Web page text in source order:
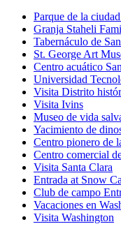
Parque de la
Granja Staheli
Tabernáculo de
St. George Art
Centro acuático
Universidad
Visita Distrito
Visita Ivins
Museo de vida
Yacimiento de
Centro pionero de
Centro comercial
Visita Santa Clara
Entrada at Snow
Club de campo
Vacaciones en
Visita Washington